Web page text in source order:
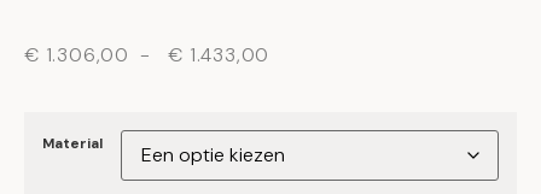
€ 1.306,00 - € 1.433,00
Material